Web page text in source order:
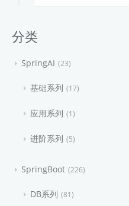
分类
SpringAI 23
基础系列 17
应用系列 1
进阶系列 5
SpringBoot 226
DB系列 81